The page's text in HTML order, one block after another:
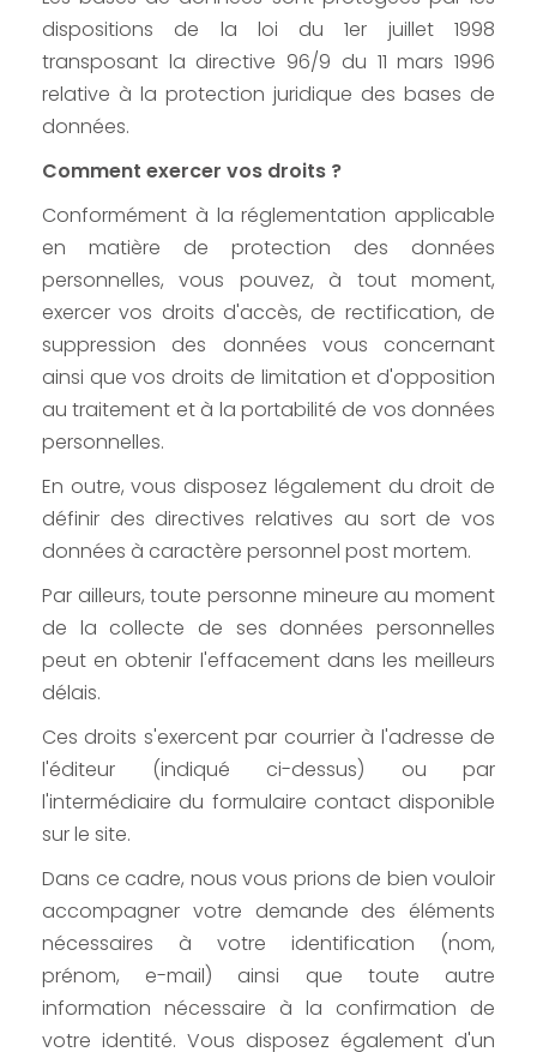
dispositions de la loi du 1er juillet 1998
transposant la directive 96/9 du 11 mars 1996
relative à la protection juridique des bases de
données.
Comment exercer vos droits ?
Conformément à la réglementation applicable
en matière de protection des données
personnelles, vous pouvez, à tout moment,
exercer vos droits d'accès, de rectification, de
suppression des données vous concernant
ainsi que vos droits de limitation et d'opposition
au traitement et à la portabilité de vos données
personnelles.
En outre, vous disposez légalement du droit de
définir des directives relatives au sort de vos
données à caractère personnel post mortem.
Par ailleurs, toute personne mineure au moment
de la collecte de ses données personnelles
peut en obtenir l'effacement dans les meilleurs
délais.
Ces droits s'exercent par courrier à l'adresse de
l'éditeur (indiqué ci-dessus) ou par
l'intermédiaire du formulaire contact disponible
sur le site.
Dans ce cadre, nous vous prions de bien vouloir
accompagner votre demande des éléments
nécessaires à votre identification (nom,
prénom, e-mail) ainsi que toute autre
information nécessaire à la confirmation de
votre identité. Vous disposez également d'un